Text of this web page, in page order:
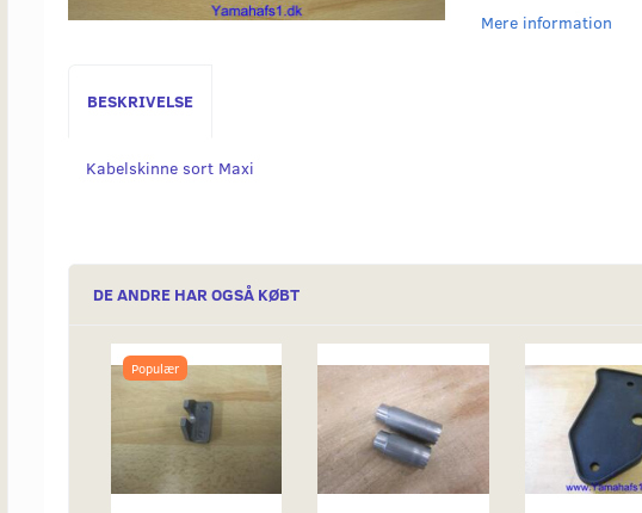
Mere information
BESKRIVELSE
Kabelskinne sort Maxi
DE ANDRE HAR OGSÅ KØBT
Populær